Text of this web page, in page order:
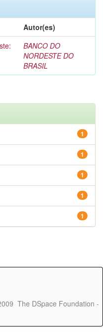
Autor(es)
BANCO DO
NORDESTE DO
BRASIL
1
1
1
1
1
The DSpace Foundation -